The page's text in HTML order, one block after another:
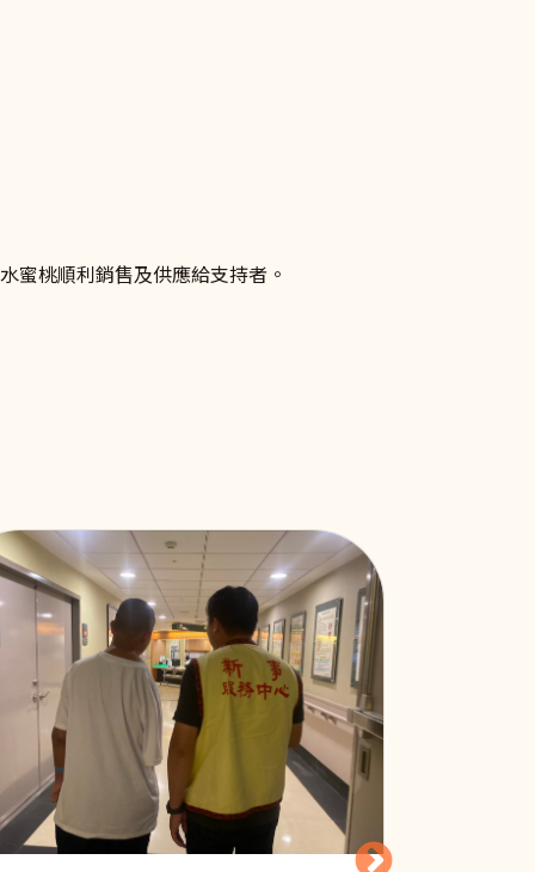
蜜桃順利銷售及供應給支持者。
進、相關法律及資源的資訊吧！